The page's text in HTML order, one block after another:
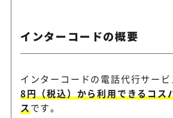
インターコードの概要
インターコードの電話代行サービ
8円（税込）から利用できるコス
ス です。